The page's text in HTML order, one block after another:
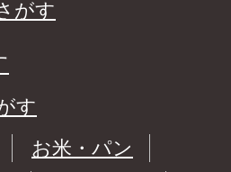
がす
す
お米・パン